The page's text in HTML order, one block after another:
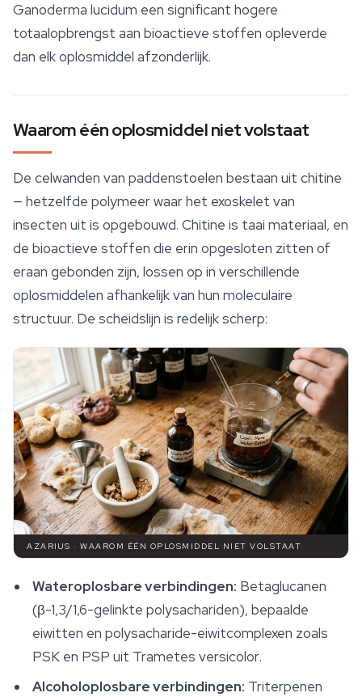
Ganoderma lucidum een significant hogere
totaalopbrengst aan bioactieve stoffen opleverde
dan elk oplosmiddel afzonderlijk.
Waarom één oplosmiddel niet volstaat
De celwanden van paddenstoelen bestaan uit chitine
— hetzelfde polymeer waar het exoskelet van
insecten uit is opgebouwd. Chitine is taai materiaal, en
de bioactieve stoffen die erin opgesloten zitten of
eraan gebonden zijn, lossen op in verschillende
oplosmiddelen afhankelijk van hun moleculaire
structuur. De scheidslijn is redelijk scherp:
AZARIUS · WAAROM ÉÉN OPLOSMIDDEL NIET VOLSTAAT
Wateroplosbare verbindingen: Betaglucanen
(β-1,3/1,6-gelinkte polysachariden), bepaalde
eiwitten en polysacharide-eiwitcomplexen zoals
PSK en PSP uit Trametes versicolor.
Alcoholoplosbare verbindingen: Triterpenen